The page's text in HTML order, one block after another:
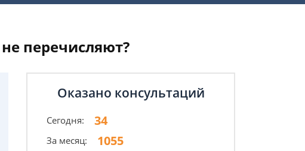
перечисляют?
Оказано консультаций
Сегодня: 34
За месяц: 1055